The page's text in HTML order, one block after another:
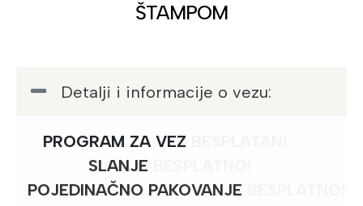
ŠTAMPOM
Detalji i informacije o vezu:
PROGRAM ZA VEZ
SLANJE
POJEDINAČNO PAKOVANJE